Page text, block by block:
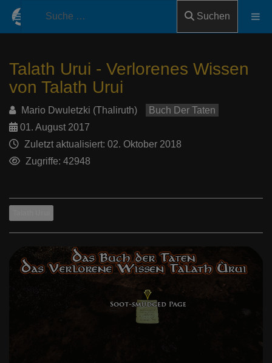
Suchen
Talath Urui - Verlorenes Wissen
von Talath Urui
Mario Dwuletzki (Thaliruth)
Buch Der Taten
01. August 2017
Zuletzt aktualisiert: 02. Oktober 2018
Zugriffe: 42948